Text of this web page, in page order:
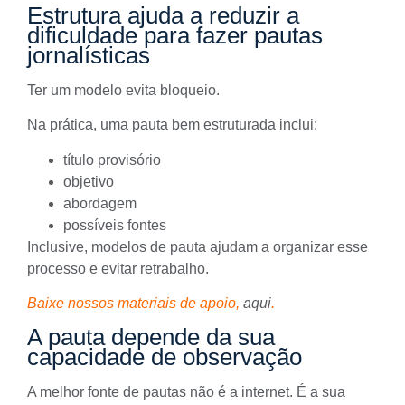
Estrutura ajuda a reduzir a
dificuldade para fazer pautas
jornalísticas
Ter um modelo evita bloqueio.
Na prática, uma pauta bem estruturada inclui:
título provisório
objetivo
abordagem
possíveis fontes
Inclusive, modelos de pauta ajudam a organizar esse
processo e evitar retrabalho.
Baixe nossos materiais de apoio, aqui.
A pauta depende da sua
capacidade de observação
A melhor fonte de pautas não é a internet. É a sua